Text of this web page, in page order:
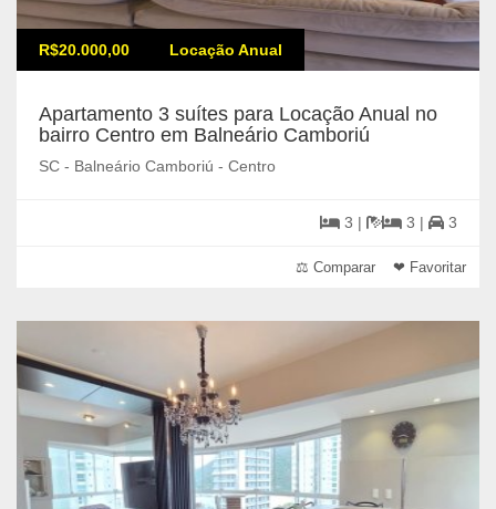
R$20.000,00 Locação Anual
Apartamento 3 suítes para Locação Anual no
bairro Centro em Balneário Camboriú
SC - Balneário Camboriú - Centro
3 | 3 | 3
⚖ Comparar ❤ Favoritar